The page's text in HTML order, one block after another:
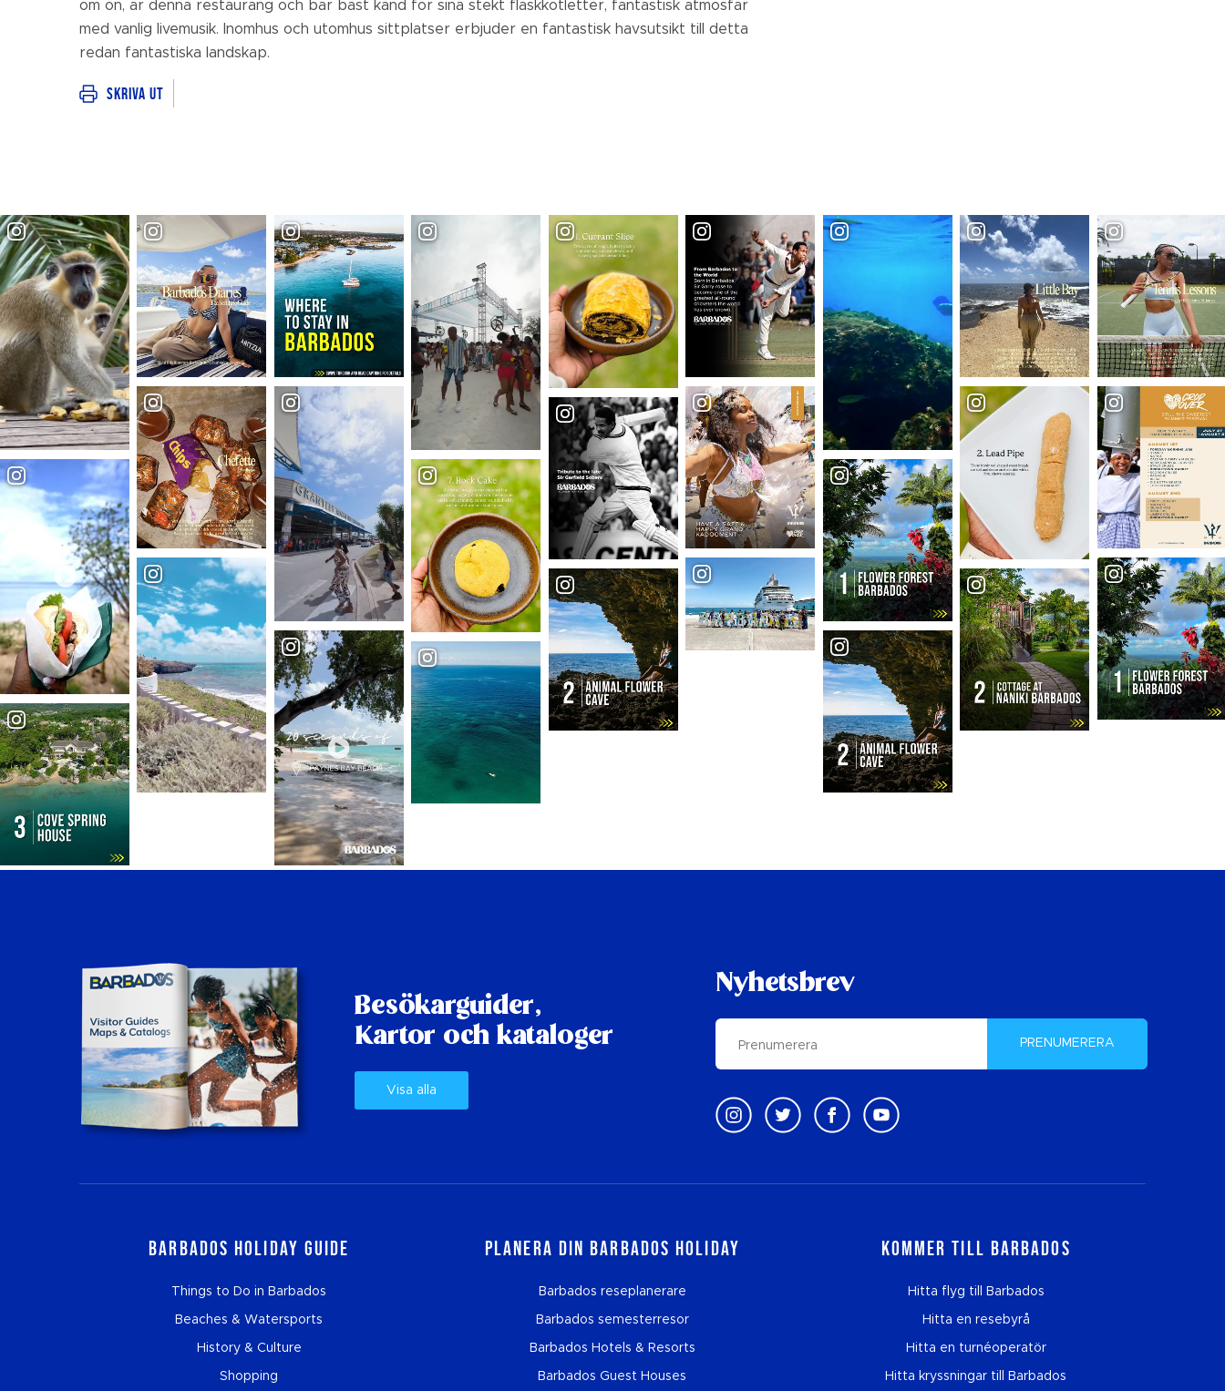
om ön, är denna restaurang och bar bäst känd för sina stekt fläskkotletter, fantastisk atmosfär
med vanlig livemusik. Inomhus och utomhus sittplatser erbjuder en fantastisk havsutsikt till detta
redan fantastiska landskap.
Skriva ut
Besökarguider,
Kartor och kataloger
Visa alla
Nyhetsbrev
PRENUMERERA
Barbados Holiday Guide
Things to Do in Barbados
Beaches & Watersports
History & Culture
Shopping
Planera din Barbados Holiday
Barbados reseplanerare
Barbados semesterresor
Barbados Hotels & Resorts
Barbados Guest Houses
Kommer till Barbados
Hitta flyg till Barbados
Hitta en resebyrå
Hitta en turnéoperatör
Hitta kryssningar till Barbados